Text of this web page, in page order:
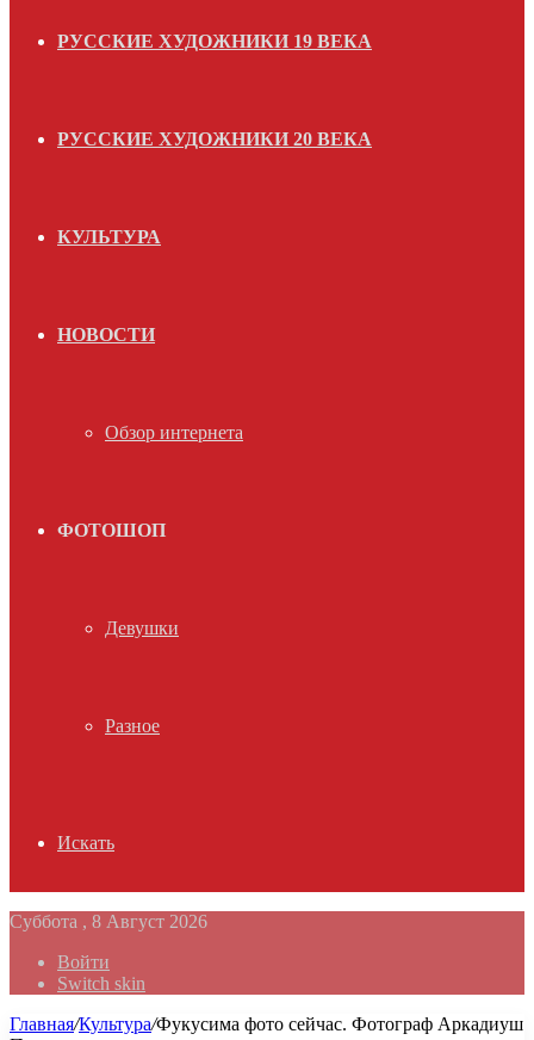
РУССКИЕ ХУДОЖНИКИ 19 ВЕКА
РУССКИЕ ХУДОЖНИКИ 20 ВЕКА
КУЛЬТУРА
НОВОСТИ
Обзор интернета
ФОТОШОП
Девушки
Разное
Искать
Суббота , 8 Август 2026
Войти
Switch skin
Главная/Культура/Фукусима фото сейчас. Фотограф Аркадиуш